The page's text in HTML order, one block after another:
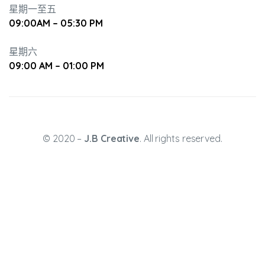
星期一至五
09:00AM – 05:30 PM
星期六
09:00 AM – 01:00 PM
© 2020 – J.B Creative. All rights reserved.